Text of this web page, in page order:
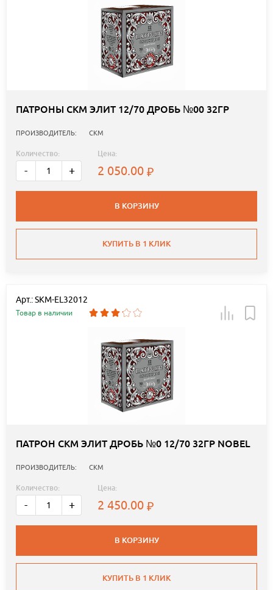
ПАТРОНЫ СКМ ЭЛИТ 12/70 ДРОБЬ №00 32ГР
ПРОИЗВОДИТЕЛЬ: СКМ
Количество:
- +
Цена:
2 050.00
В КОРЗИНУ
КУПИТЬ В 1 КЛИК
Арт.: SKM-EL32012
Товар в наличии
ПАТРОН СКМ ЭЛИТ ДРОБЬ №0 12/70 32ГР NOBEL
ПРОИЗВОДИТЕЛЬ: СКМ
Количество:
- +
Цена:
2 450.00
В КОРЗИНУ
КУПИТЬ В 1 КЛИК